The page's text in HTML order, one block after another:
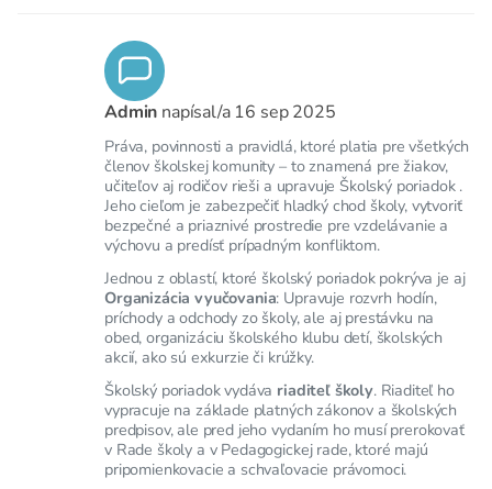
Admin napísal/a 16 sep 2025
Práva, povinnosti a pravidlá, ktoré platia pre všetkých
členov školskej komunity – to znamená pre žiakov,
učiteľov aj rodičov rieši a upravuje Školský poriadok .
Jeho cieľom je zabezpečiť hladký chod školy, vytvoriť
bezpečné a priaznivé prostredie pre vzdelávanie a
výchovu a predísť prípadným konfliktom.
Jednou z oblastí, ktoré školský poriadok pokrýva je aj
Organizácia vyučovania: Upravuje rozvrh hodín,
príchody a odchody zo školy, ale aj prestávku na
obed, organizáciu školského klubu detí, školských
akcií, ako sú exkurzie či krúžky.
Školský poriadok vydáva riaditeľ školy. Riaditeľ ho
vypracuje na základe platných zákonov a školských
predpisov, ale pred jeho vydaním ho musí prerokovať
v Rade školy a v Pedagogickej rade, ktoré majú
pripomienkovacie a schvaľovacie právomoci.